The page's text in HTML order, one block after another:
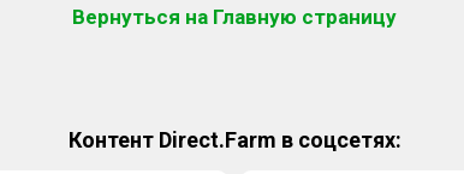
Вернуться на Главную страницу
Контент Direct.Farm в соцсетях: